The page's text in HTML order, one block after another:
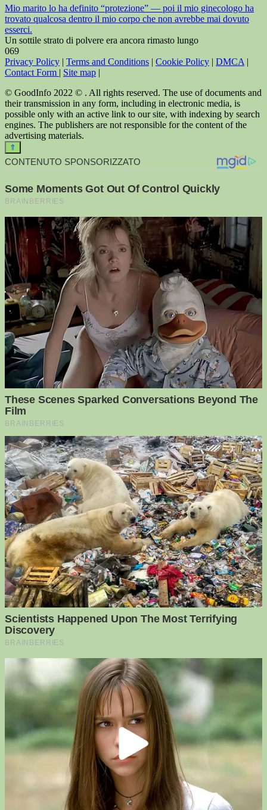
Mio marito lo ha definito “protezione” — poi il mio ginecologo ha
trovato qualcosa dentro il mio corpo che non avrebbe mai dovuto
esserci.
Un sottile strato di polvere era ancora rimasto lungo
069
Privacy Policy | Terms and Conditions | Cookie Policy | DMCA |
Contact Form | Site map |
© GoodInfo 2022 © . All rights reserved. The use of documents and
their transmission in any form, including in electronic media, is
possible only with an active link to our site, with indexing by search
engines. The publishers are not responsible for the content of the
advertising materials.